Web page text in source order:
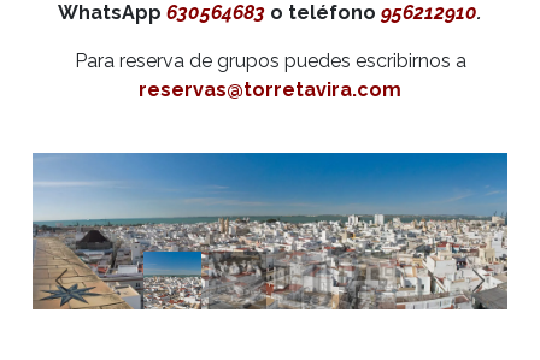
WhatsApp 6305​64683 o teléfono 956212910.
Para reserva de grupos puedes escribirnos a
reservas@torretavira.com
Anterior